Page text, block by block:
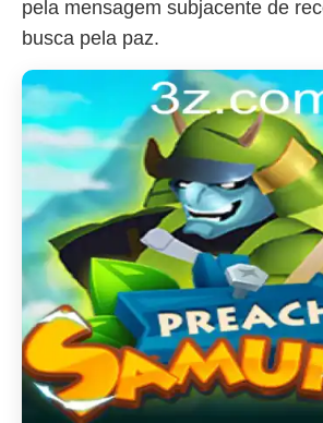
pela mensagem subjacente de
busca pela paz.